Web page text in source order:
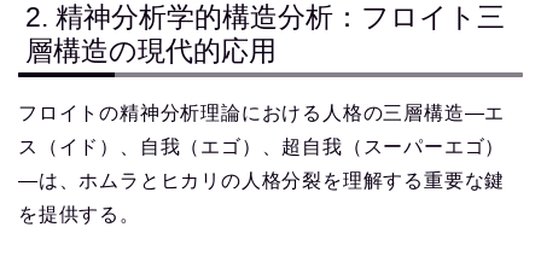
2. 精神分析学的構造分析：フロイト三
層構造の現代的応用
フロイトの精神分析理論における人格の三層構造—エ
ス（イド）、自我（エゴ）、超自我（スーパーエゴ）
—は、ホムラとヒカリの人格分裂を理解する重要な鍵
を提供する。